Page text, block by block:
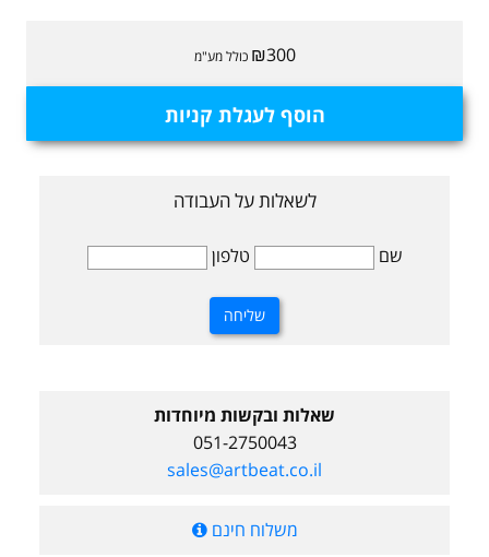
₪300 כולל מע"מ
הוסף לעגלת קניות
לשאלות על העבודה
שם טלפון
שאלות ובקשות מיוחדות
051-2750043
sales@artbeat.co.il
משלוח חינם